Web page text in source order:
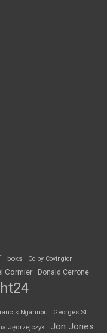
boks Colby Covington
Cormier Donald Cerrone
Ngannou
Georges St.
Jędrzejczyk Jon Jones